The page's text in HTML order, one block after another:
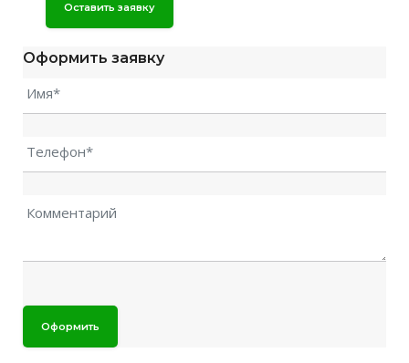
Оставить заявку
Оформить заявку
Оформить